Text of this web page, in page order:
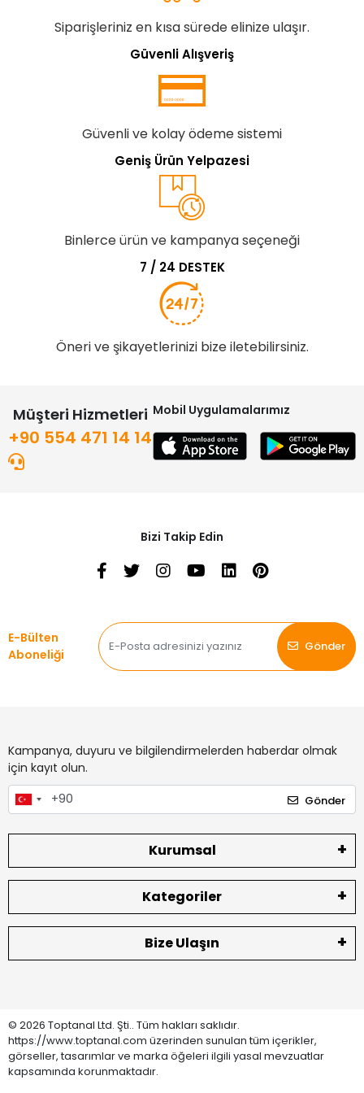
Siparişleriniz en kısa sürede elinize ulaşır.
Güvenli Alışveriş
Güvenli ve kolay ödeme sistemi
Geniş Ürün Yelpazesi
Binlerce ürün ve kampanya seçeneği
7 / 24 DESTEK
Öneri ve şikayetlerinizi bize iletebilirsiniz.
Müşteri Hizmetleri
+90 554 471 14 14
Mobil Uygulamalarımız
Bizi Takip Edin
E-Bülten
Aboneliği
Gönder
Kampanya, duyuru ve bilgilendirmelerden haberdar olmak
için kayıt olun.
Gönder
Kurumsal
Kategoriler
Bize Ulaşın
© 2026 Toptanal Ltd. Şti.. Tüm hakları saklıdır.
https://www.toptanal.com üzerinden sunulan tüm içerikler,
görseller, tasarımlar ve marka öğeleri ilgili yasal mevzuatlar
kapsamında korunmaktadır.